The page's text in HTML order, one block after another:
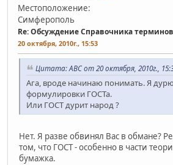
Местоположение:
Симферополь
Re: Обсуждение Справочника терминов
20 октября, 2010г., 15:53
Цитата: АВС от 20 октября, 2010г.,
Ага, вроде начинаю понимать. Я
формулировки ГОСТа.
Или ГОСТ дурит народ ?
Нет. Я разве обвинял Вас в обмане?
том, что ГОСТ - особенно в части
бумажка.